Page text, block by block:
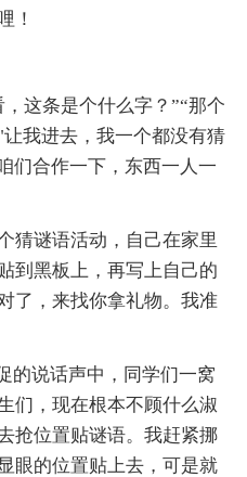
！
这条是个什么字？”“那个
我进去，我一个都没有猜
们合作一下，东西一人一
猜谜语活动，自己在家里
到黑板上，再写上自己的
了，来找你拿礼物。我准
的说话声中，同学们一窝
们，现在根本不顾什么淑
抢位置贴谜语。我赶紧挪
眼的位置贴上去，可是就